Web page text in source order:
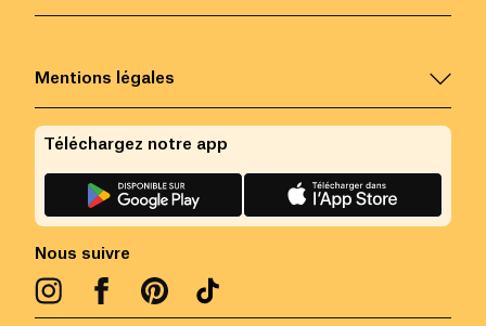
Mentions légales
Nous suivre
Téléchargez notre app